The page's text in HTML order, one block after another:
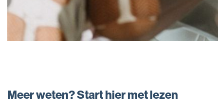
Meer weten? Start hier met lezen